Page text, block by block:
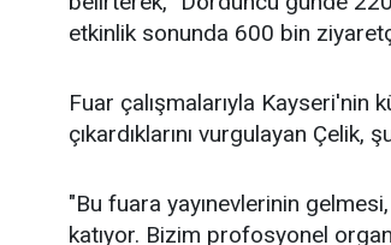
etkinlik sonunda 600 bin
Fuar çalışmalarıyla Kayseri'nin
çıkardıklarını vurgulayan
"Bu fuara yayınevlerinin
katıyor. Bizim profosyonel